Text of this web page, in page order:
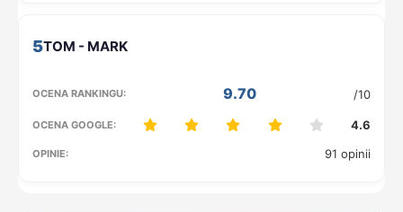
5
9.70 /10
4.6
91 opinii